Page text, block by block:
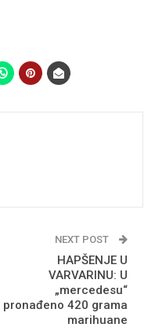
NEXT POST
HAPŠENJE U
VARVARINU: U
„mercedesu“
pronađeno 420 grama
marihuane